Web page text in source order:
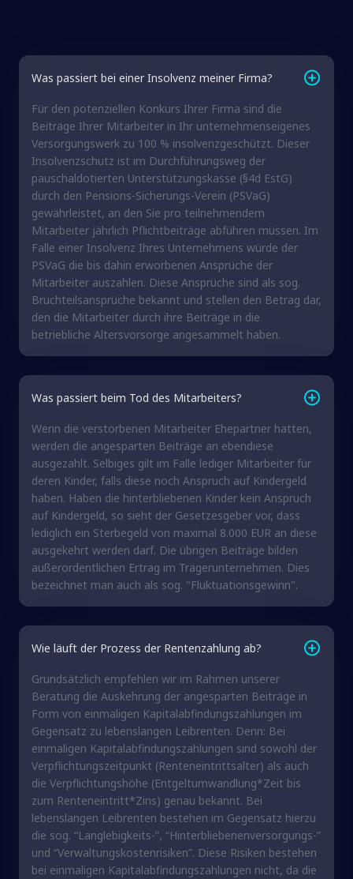
Was passiert bei einer Insolvenz meiner Firma?
Für den potenziellen Konkurs Ihrer Firma sind die
Beiträge Ihrer Mitarbeiter in Ihr unternehmenseigenes
Versorgungswerk zu 100 % insolvenzgeschützt. Dieser
Insolvenzschutz ist im Durchführungsweg der
pauschaldotierten Unterstützungskasse (§4d EstG)
durch den Pensions-Sicherungs-Verein (PSVaG)
gewährleistet, an den Sie pro teilnehmendem
Mitarbeiter jährlich Pflichtbeiträge abführen müssen. Im
Falle einer Insolvenz Ihres Unternehmens würde der
PSVaG die bis dahin erworbenen Ansprüche der
Mitarbeiter auszahlen. Diese Ansprüche sind als sog.
Bruchteilsansprüche bekannt und stellen den Betrag dar,
den die Mitarbeiter durch ihre Beiträge in die
betriebliche Altersvorsorge angesammelt haben.
Was passiert beim Tod des Mitarbeiters?
Wenn die verstorbenen Mitarbeiter Ehepartner hatten,
werden die angesparten Beiträge an ebendiese
ausgezahlt. Selbiges gilt im Falle lediger Mitarbeiter für
deren Kinder, falls diese noch Anspruch auf Kindergeld
haben. Haben die hinterbliebenen Kinder kein Anspruch
auf Kindergeld, so sieht der Gesetzesgeber vor, dass
lediglich ein Sterbegeld von maximal 8.000 EUR an diese
ausgekehrt werden darf. Die übrigen Beiträge bilden
außerordentlichen Ertrag im Trägerunternehmen. Dies
bezeichnet man auch als sog. "Fluktuationsgewinn".
Wie läuft der Prozess der Rentenzahlung ab?
Grundsätzlich empfehlen wir im Rahmen unserer
Beratung die Auskehrung der angesparten Beiträge in
Form von einmaligen Kapitalabfindungszahlungen im
Gegensatz zu lebenslangen Leibrenten. Denn: Bei
einmaligen Kapitalabfindungszahlungen sind sowohl der
Verpflichtungszeitpunkt (Renteneintrittsalter) als auch
die Verpflichtungshöhe (Entgeltumwandlung*Zeit bis
zum Renteneintritt*Zins) genau bekannt. Bei
lebenslangen Leibrenten bestehen im Gegensatz hierzu
die sog. “Langlebigkeits-”, “Hinterbliebenenversorgungs-”
und “Verwaltungskostenrisiken”. Diese Risiken bestehen
bei einmaligen Kapitalabfindungszahlungen nicht, da die